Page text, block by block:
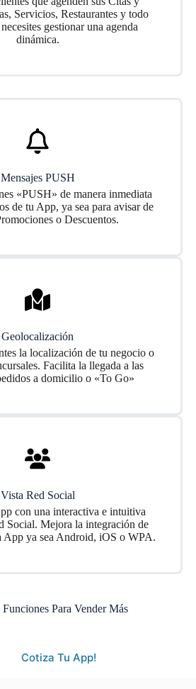
Servicios, Restaurantes y todo
gestionar una agenda
dinámica.
Mensajes PUSH
«PUSH» de manera inmediata
de tu App, ya sea para avisar de
o Descuentos.
Geolocalización
la localización de tu negocio o
Facilita la llegada a las
a domicilio o «To Go»
Vista Red Social
con una interactiva e intuitiva
Social. Mejora la integración de
App ya sea Android, iOS o WPA.
Para Vender Más
Cotiza Tu App!